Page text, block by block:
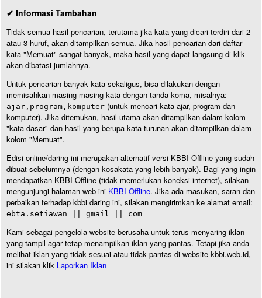
✔ Informasi Tambahan
Tidak semua hasil pencarian, terutama jika kata yang dicari terdiri dari 2
atau 3 huruf, akan ditampilkan semua. Jika hasil pencarian dari daftar
kata "Memuat" sangat banyak, maka hasil yang dapat langsung di klik
akan dibatasi jumlahnya.
Untuk pencarian banyak kata sekaligus, bisa dilakukan dengan
memisahkan masing-masing kata dengan tanda koma, misalnya:
ajar,program,komputer (untuk mencari kata ajar, program dan
komputer). Jika ditemukan, hasil utama akan ditampilkan dalam kolom
"kata dasar" dan hasil yang berupa kata turunan akan ditampilkan dalam
kolom "Memuat".
Edisi online/daring ini merupakan alternatif versi KBBI Offline yang sudah
dibuat sebelumnya (dengan kosakata yang lebih banyak). Bagi yang ingin
mendapatkan KBBI Offline (tidak memerlukan koneksi internet), silakan
mengunjungi halaman web ini KBBI Offline. Jika ada masukan, saran dan
perbaikan terhadap kbbi daring ini, silakan mengirimkan ke alamat email:
ebta.setiawan || gmail || com
Kami sebagai pengelola website berusaha untuk terus menyaring iklan
yang tampil agar tetap menampilkan iklan yang pantas. Tetapi jika anda
melihat iklan yang tidak sesuai atau tidak pantas di website kbbi.web.id,
ini silakan klik Laporkan Iklan